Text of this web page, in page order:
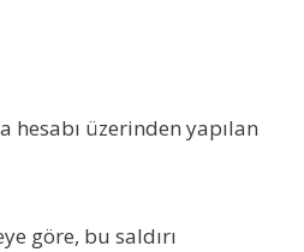
hesabı üzerinden yapılan
göre, bu saldırı